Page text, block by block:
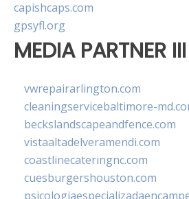
capishcaps.com
gpsyfl.org
MEDIA PARTNER III
vwrepairarlington.com
cleaningservicebaltimore-
beckslandscapeandfence.com
vistaaltadelveramendi.com
coastlinecateringnc.com
cuesburgershouston.com